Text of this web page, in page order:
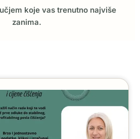
koje vas trenutno najviše
zanima.